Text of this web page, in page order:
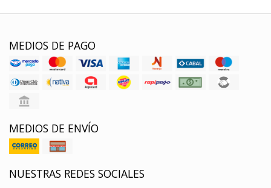
MEDIOS DE PAGO
MEDIOS DE ENVÍO
NUESTRAS REDES SOCIALES